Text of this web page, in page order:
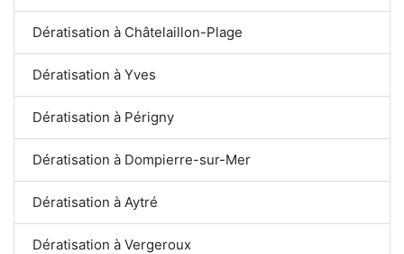
Dératisation à Châtelaillon-Plage
Dératisation à Yves
Dératisation à Périgny
Dératisation à Dompierre-sur-Mer
Dératisation à Aytré
Dératisation à Vergeroux